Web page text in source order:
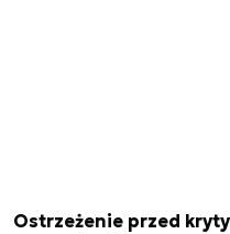
Ostrzeżenie przed